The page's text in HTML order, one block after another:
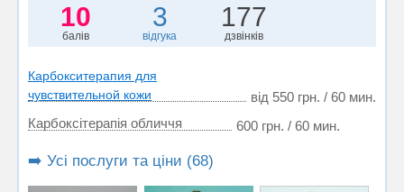
10
балів
3
відгука
177
дзвінків
Карбокситерапия для
чувствительной кожи
від 550 грн. / 60 мин.
Карбоксітерапія обличчя
600 грн. / 60 мин.
➡️ Усі послуги та ціни (68)